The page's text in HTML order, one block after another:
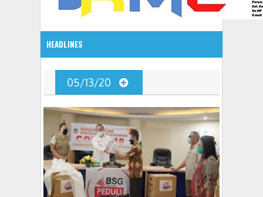
HEADLINES
08:03 AM
ADVETORIAL JONRU GANTIKAN MONO PIMPIN DPRD
05/13/20